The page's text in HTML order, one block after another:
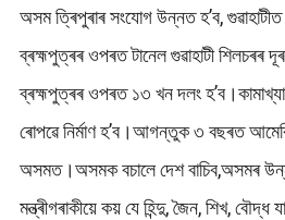
অসম ত্ৰিপুৰাৰ সংযোগ উন্নত হ’ব,
ব্ৰহ্মপুত্ৰৰ ওপৰত টানেল গুৱাহাটী শিলচৰৰ
ব্ৰহ্মপুত্ৰৰ ওপৰত ১৩ খন দলং হ’ব।কামাখ্যা
ৰোপৱে নিৰ্মাণ হ’ব।আগন্তুক ৩ বছৰত
অসমত।অসমক বচালে দেশ বাচিব,অসমৰ
মন্ত্ৰীগৰাকীয়ে কয় যে হিন্দু, জৈন, শিখ,